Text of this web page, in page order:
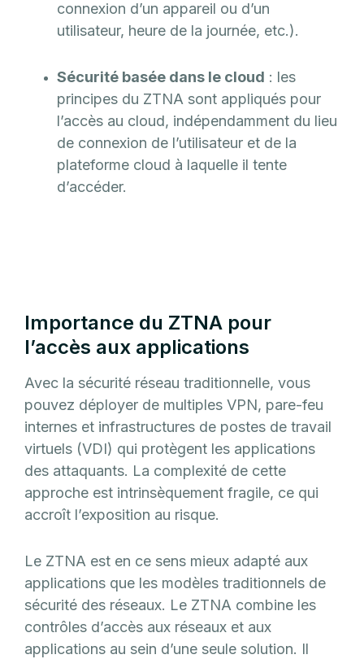
connexion d’un appareil ou d’un
utilisateur, heure de la journée, etc.).
Sécurité basée dans le cloud : les
principes du ZTNA sont appliqués pour
l’accès au cloud, indépendamment du lieu
de connexion de l’utilisateur et de la
plateforme cloud à laquelle il tente
d’accéder.
Importance du ZTNA pour
l’accès aux applications
Avec la sécurité réseau traditionnelle, vous
pouvez déployer de multiples VPN, pare-feu
internes et infrastructures de postes de travail
virtuels (VDI) qui protègent les applications
des attaquants. La complexité de cette
approche est intrinsèquement fragile, ce qui
accroît l’exposition au risque.
Le ZTNA est en ce sens mieux adapté aux
applications que les modèles traditionnels de
sécurité des réseaux. Le ZTNA combine les
contrôles d’accès aux réseaux et aux
applications au sein d’une seule solution. Il